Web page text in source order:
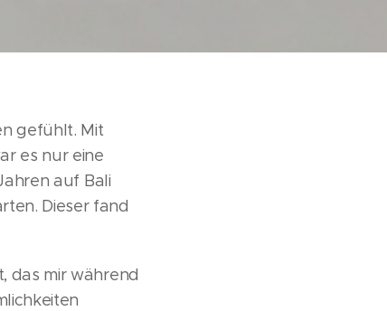
gefühlt. Mit
es nur eine
auf Bali
Dieser fand
das mir während